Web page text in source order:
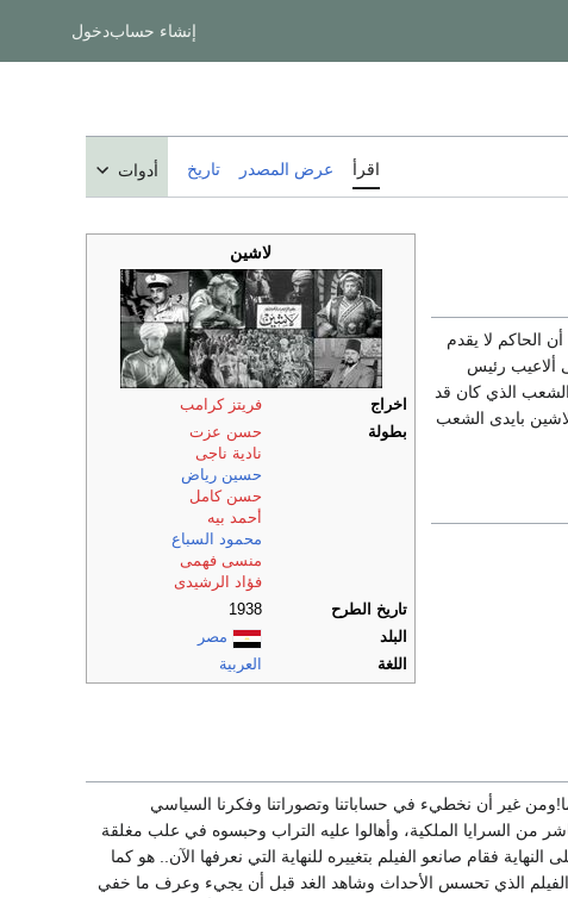
إنشاء حسابدخول
اقرأ عرض المصدر تاريخ أدوات
لاشين
اخراج
فريتز كرامب
بطولة
حسن عزت
نادية ناجى
حسين رياض
حسن كامل
أحمد بيه
محمود السباع
منسى فهمى
فؤاد الرشيدى
تاريخ الطرح
1938
البلد
مصر
اللغة
العربية
الحاكم لا يقدم
ألاعيب رئيس
الشعب الذي كان قد
بايدى الشعب
غير أن نخطيء في حساباتنا وتصوراتنا وفكرنا السياسي
النور لعرض سينمائي واحد في عام1938 ثم أوقفوه بأمر مباشر من السرايا الملكية، وأهالوا عليه التراب وحبسوه في علب مغلقة
فقام صانعو الفيلم بتغييره للنهاية التي نعرفها الآن.. هو كما
هو الفيلم الذي تحسس الأحداث وشاهد الغد قبل أن يجيء وعرف ما خفي